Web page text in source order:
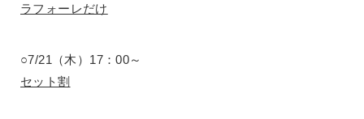
ラフォーレだけ
○7/21（木）17：00～
セット割